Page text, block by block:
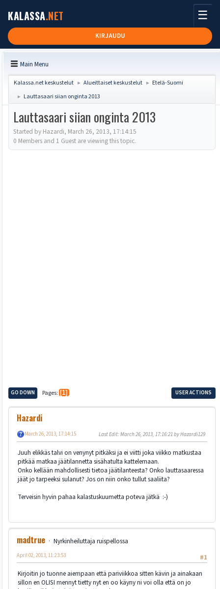
KALASSA.NET
KIRJAUDU
☰
Main Menu
Kalassa.net keskustelut ► Alueittaiset keskustelut ► Etelä-Suomi
► Lauttasaari siian onginta 2013
Lauttasaari siian onginta 2013
Started by Hazardi, March 26, 2013, 17:14:15
0 Members and 1 Guest are viewing this topic.
GO DOWN Pages 1 USER ACTIONS
Hazardi
March 26, 2013, 17:14:15 Last Edit: March 26, 2013, 17:16:21 by Hazardi129
Juuh elikkäs talvi on venynyt pitkäksi ja ei viitti joka viikko matkustaa
pitkää matkaa jäätilannetta sisähatulta kattelemaan.
Onko kellään mahdollisesti tietoa jäätilanteesta? Onko lauttasaaressa
jäät jo tarpeeksi sulanut? Jos on niin onko tullut saaliita?
Terveisin hyvin pahaa kalastuskuumetta poteva jätkä :-)
madtrue
Nyrkinheiluttaja ruispellossa
#1
April 02, 2013, 11:23:53
Kirjoitin jo tuonne aiempaan että pariviikkoa sitten kävin ja ainakaan
sillon en OLISI mennyt tietty nyt en oo käyny ni voi olla että on jo